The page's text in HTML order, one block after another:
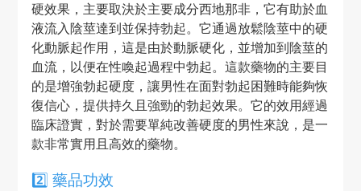
硬效果，主要取決於主要成分西地那非，它有助於血
液流入陰莖達到並保持勃起。它通過放鬆陰莖中的硬
化動脈起作用，這是由於動脈硬化，並增加到陰莖的
血流，以便在性喚起過程中勃起。這款藥物的主要目
的是增強勃起硬度，讓男性在面對勃起困難時能夠恢
復信心，提供持久且強勁的勃起效果。它的效用經過
臨床證實，對於需要單純改善硬度的男性來說，是一
款非常實用且高效的藥物。
2️⃣ 藥品功效